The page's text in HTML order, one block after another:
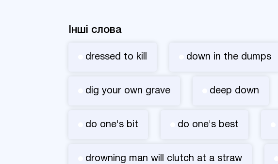
Інші слова
dressed to kill down in the dumps
dig your own grave deep down
do one's bit do one's best
drowning man will clutch at a straw